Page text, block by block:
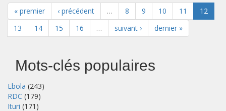
« premier ‹ précédent … 8 9 10 11
12
13
14 15 16 … suivant › dernier »
Mots-clés populaires
Ebola (243)
RDC (179)
Ituri (171)